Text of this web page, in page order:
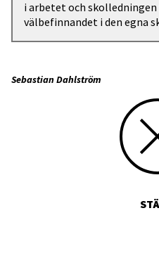
i arbetet och skolledningen
välbefinnandet i den egna
Sebastian Dahlström